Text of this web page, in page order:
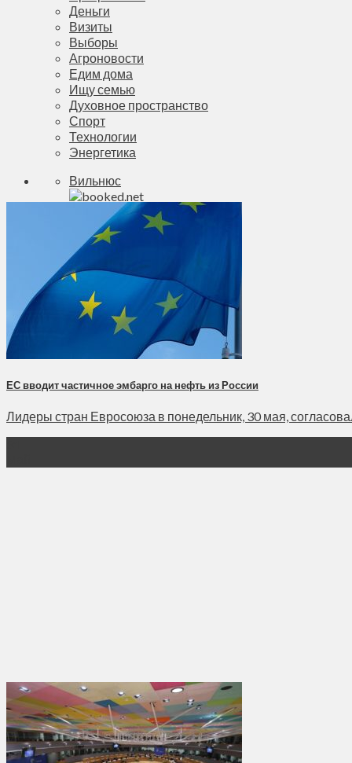
Деньги
Визиты
Выборы
Агроновости
Едим дома
Ищу семью
Духовное пространство
Спорт
Технологии
Энергетика
Вильнюс
Макс.:+25°
Мин.:+12°
Вс, 09.08.2026
ЕС вводит частичное эмбарго на нефть из России
Лидеры стран Евросоюза в понедельник, 30 мая,